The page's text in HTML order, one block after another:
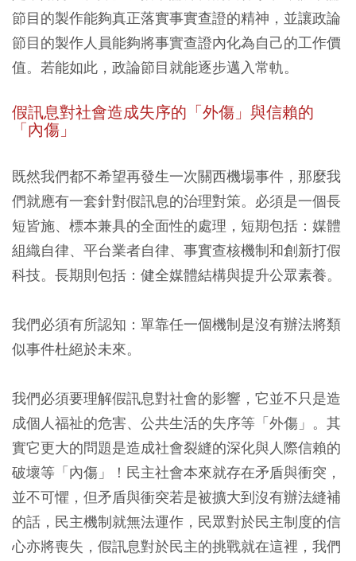
節目的製作能夠真正落實事實查證的精神，並讓政論
節目的製作人員能夠將事實查證內化為自己的工作價
值。若能如此，政論節目就能逐步邁入常軌。
假訊息對社會造成失序的「外傷」與信賴的
「內傷」
既然我們都不希望再發生一次關西機場事件，那麼我
們就應有一套針對假訊息的治理對策。必須是一個長
短皆施、標本兼具的全面性的處理，短期包括：媒體
組織自律、平台業者自律、事實查核機制和創新打假
科技。長期則包括：健全媒體結構與提升公眾素養。
我們必須有所認知：單靠任一個機制是沒有辦法將類
似事件杜絕於未來。
我們必須要理解假訊息對社會的影響，它並不只是造
成個人福祉的危害、公共生活的失序等「外傷」。其
實它更大的問題是造成社會裂縫的深化與人際信賴的
破壞等「內傷」！民主社會本來就存在矛盾與衝突，
並不可懼，但矛盾與衝突若是被擴大到沒有辦法縫補
的話，民主機制就無法運作，民眾對於民主制度的信
心亦將喪失，假訊息對於民主的挑戰就在這裡，我們